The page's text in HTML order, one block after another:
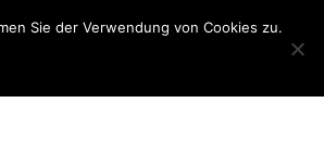
Sie der Verwendung von Cookies zu.